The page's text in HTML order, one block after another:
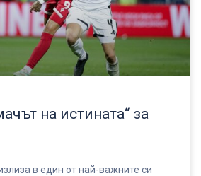
на истината“ за
в един от най-важните си